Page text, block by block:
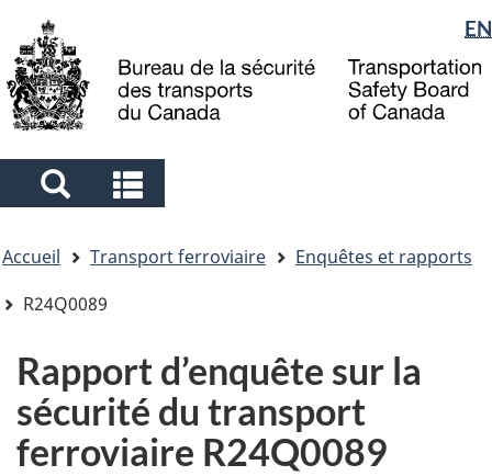
to
main
to
"About
government"
à
la
Sélection
de
la
langue
EN
Search
and
menus
and
menus
êtes
ici
Accueil Transport ferroviaire
Enquêtes et rapports
R24Q0089
Rapport d’enquête sur la
sécurité du transport
ferroviaire R24Q0089